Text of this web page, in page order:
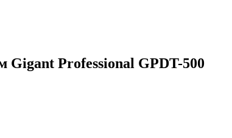
Gigant Professional GPDT-500